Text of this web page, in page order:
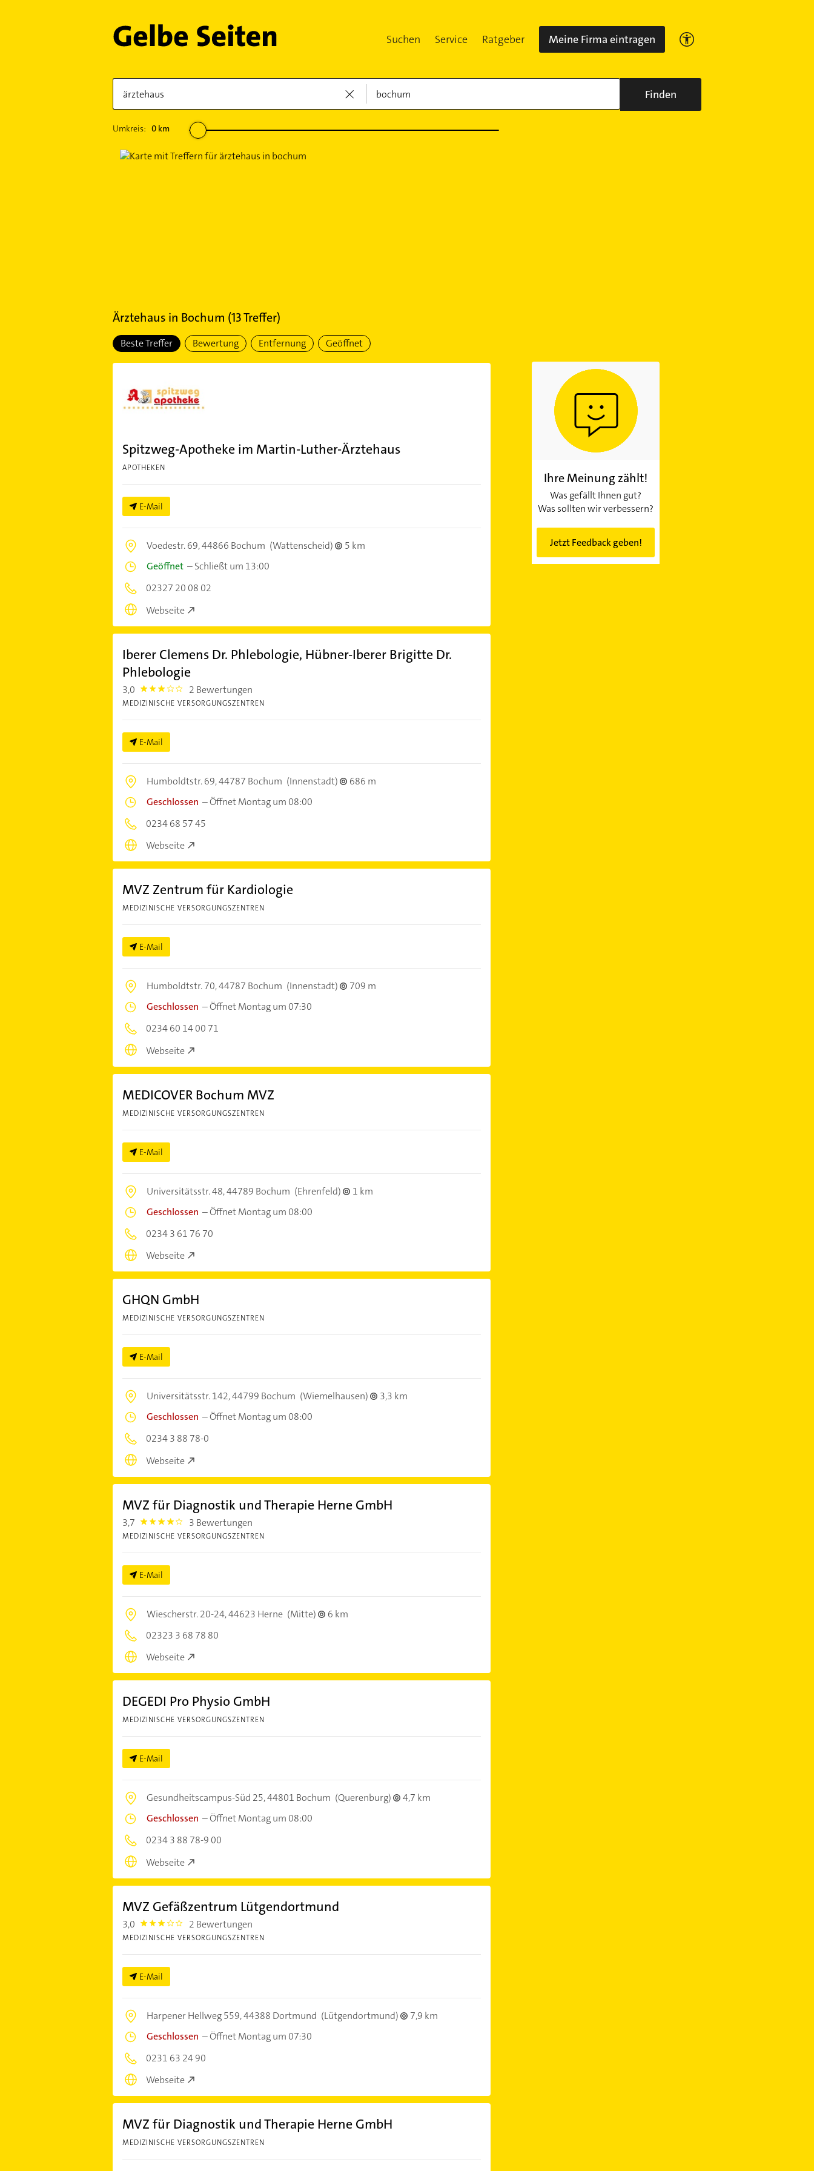
Suchen Service Ratgeber Meine Firma eintragen
Finden
Umkreis: 0km
Ärztehaus in Bochum (13Treffer)
Beste Treffer Bewertung Entfernung Geöffnet
Spitzweg-Apotheke im Martin-Luther-Ärztehaus
APOTHEKEN
E-Mail
Voedestr. 69,44866 Bochum (Wattenscheid)
5 km
Geöffnet–Schließt um 13:00
02327 20 08 02
Webseite
Iberer Clemens Dr. Phlebologie, Hübner-Iberer Brigitte Dr.
Phlebologie
3,0 3.0 2 Bewertungen
MEDIZINISCHE VERSORGUNGSZENTREN
E-Mail
Humboldtstr. 69,44787 Bochum (Innenstadt)
686 m
Geschlossen –Öffnet Montag um 08:00
0234 68 57 45
Webseite
MVZ Zentrum für Kardiologie
MEDIZINISCHE VERSORGUNGSZENTREN
E-Mail
Humboldtstr. 70,44787 Bochum (Innenstadt)
709 m
Geschlossen –Öffnet Montag um 07:30
0234 60 14 00 71
Webseite
MEDICOVER Bochum MVZ
MEDIZINISCHE VERSORGUNGSZENTREN
E-Mail
Universitätsstr. 48,44789 Bochum (Ehrenfeld)
1 km
Geschlossen –Öffnet Montag um 08:00
0234 3 61 76 70
Webseite
GHQN GmbH
MEDIZINISCHE VERSORGUNGSZENTREN
E-Mail
Universitätsstr. 142,44799 Bochum (Wiemelhausen)
3,3 km
Geschlossen –Öffnet Montag um 08:00
0234 3 88 78-0
Webseite
MVZ für Diagnostik und Therapie Herne GmbH
3,7 3.7 3 Bewertungen
MEDIZINISCHE VERSORGUNGSZENTREN
E-Mail
Wiescherstr. 20-24,44623 Herne (Mitte)
6 km
02323 3 68 78 80
Webseite
DEGEDI Pro Physio GmbH
MEDIZINISCHE VERSORGUNGSZENTREN
E-Mail
Gesundheitscampus-Süd 25,44801 Bochum (Querenburg)
4,7 km
Geschlossen –Öffnet Montag um 08:00
0234 3 88 78-9 00
Webseite
MVZ Gefäßzentrum Lütgendortmund
3,0 3.0 2 Bewertungen
MEDIZINISCHE VERSORGUNGSZENTREN
E-Mail
Harpener Hellweg 559,44388 Dortmund (Lütgendortmund)
7,9 km
Geschlossen –Öffnet Montag um 07:30
0231 63 24 90
Webseite
MVZ für Diagnostik und Therapie Herne GmbH
MEDIZINISCHE VERSORGUNGSZENTREN
Ihre Meinung zählt!
Was gefällt Ihnen gut?
Was sollten wir verbessern?
Jetzt Feedback geben!